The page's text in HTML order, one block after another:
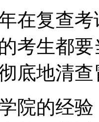
在复查
考生都
底地清
院的经